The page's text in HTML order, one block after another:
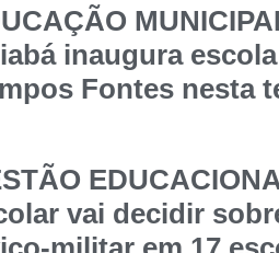
inaugura
Fontes nesta
vai decidir